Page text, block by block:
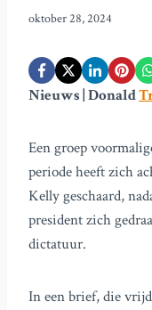
oktober 28, 2024
Nieuws | Donald
Een groep
periode heeft zich
Kelly geschaard,
president zich
dictatuur.
In een brief, die